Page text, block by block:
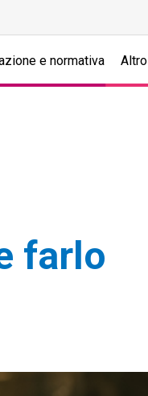
e normativa Altro
farlo